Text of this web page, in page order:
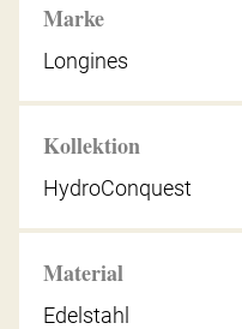
Marke
Longines
Kollektion
HydroConquest
Material
Edelstahl